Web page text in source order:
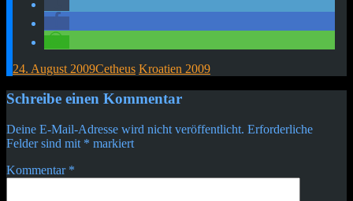
24. August 2009Cetheus Kroatien 2009
Beitragsnavigation
Schreibe einen Kommentar
Deine E-Mail-Adresse wird nicht veröffentlicht. Erforderliche
Felder sind mit * markiert
Kommentar *